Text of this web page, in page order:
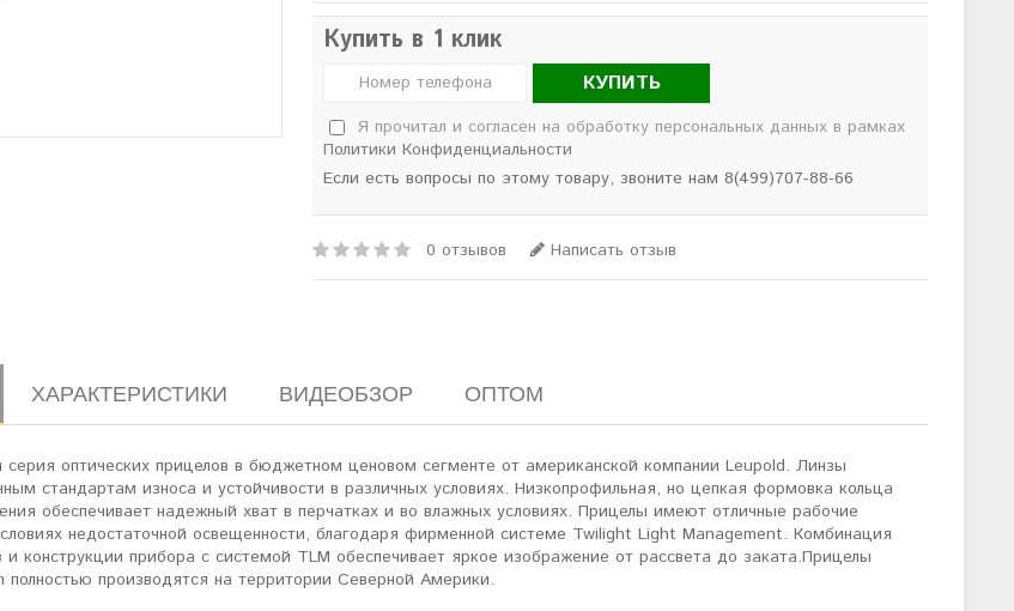
Купить в 1 клик
КУПИТЬ
Я прочитал и согласен на обработку персональных данных в рамках
Политики Конфиденциальности
Если есть вопросы по этому товару, звоните нам 8(499)707-88-66
0 отзывов Написать отзыв
ХАРАКТЕРИСТИКИ ВИДЕОБЗОР ОПТОМ
серия оптических прицелов в бюджетном ценовом сегменте от американской компании Leupold. Линзы
стандартам износа и устойчивости в различных условиях. Низкопрофильная, но цепкая формовка кольца
обеспечивает надежный хват в перчатках и во влажных условиях. Прицелы имеют отличные рабочие
недостаточной освещенности, благодаря фирменной системе Twilight Light Management. Комбинация
и конструкции прибора с системой TLM обеспечивает яркое изображение от рассвета до заката.Прицелы
полностью производятся на территории Северной Америки.